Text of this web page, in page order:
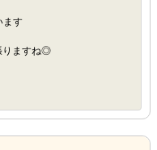
ます
りますね◎